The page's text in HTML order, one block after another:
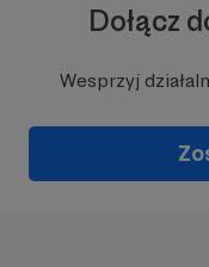
Dołącz
Wesprzyj